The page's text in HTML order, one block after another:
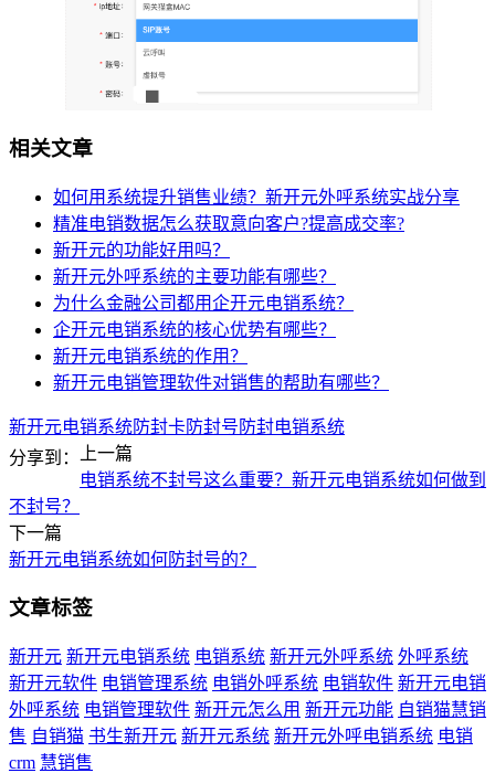
相关文章
如何用系统提升销售业绩？新开元外呼系统实战分享
精准电销数据怎么获取意向客户?提高成交率?
新开元的功能好用吗？
新开元外呼系统的主要功能有哪些？
为什么金融公司都用企开元电销系统？
企开元电销系统的核心优势有哪些？
新开元电销系统的作用？
新开元电销管理软件对销售的帮助有哪些？
新开元电销系统防封卡防封号 防封电销系统
分享到：
上一篇
电销系统不封号这么重要？新开元电销系统如何做到
不封号？
下一篇
新开元电销系统如何防封号的？
文章标签
新开元 新开元电销系统 电销系统 新开元外呼系统 外呼系统
新开元软件 电销管理系统 电销外呼系统 电销软件 新开元电销
外呼系统 电销管理软件 新开元怎么用 新开元功能 自销猫慧销
售 自销猫 书生新开元 新开元系统 新开元外呼电销系统 电销
crm 慧销售